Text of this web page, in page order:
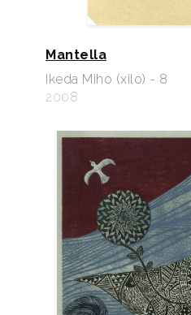
Mantella
Ikeda Miho (xilo) - 8
2008